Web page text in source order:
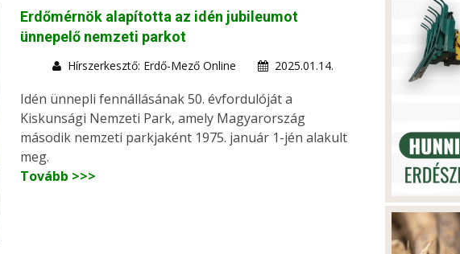
Erdőmérnök alapította az idén jubileumot
ünnepelő nemzeti parkot
Hírszerkesztő: Erdő-Mező Online 2025.01.14.
Idén ünnepli fennállásának 50. évfordulóját a
Kiskunsági Nemzeti Park, amely Magyarország
második nemzeti parkjaként 1975. január 1-jén alakult
meg.
Tovább >>>